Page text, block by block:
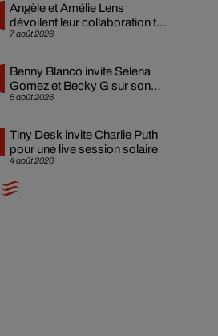
7 août 2026
Angèle et Amélie Lens
dévoilent leur collaboration tant
attendue
5 août 2026
Benny Blanco invite Selena
Gomez et Becky G sur son
nouveau single
4 août 2026
Tiny Desk invite Charlie Puth
pour une live session solaire